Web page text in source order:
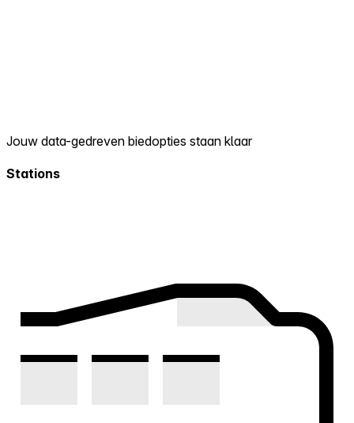
Jouw data-gedreven biedopties staan klaar
Stations